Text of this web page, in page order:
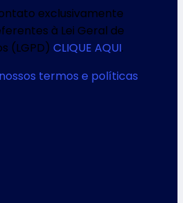
exclusivamente
à Lei Geral de
(LGPD) CLIQUE AQUI.
termos e políticas